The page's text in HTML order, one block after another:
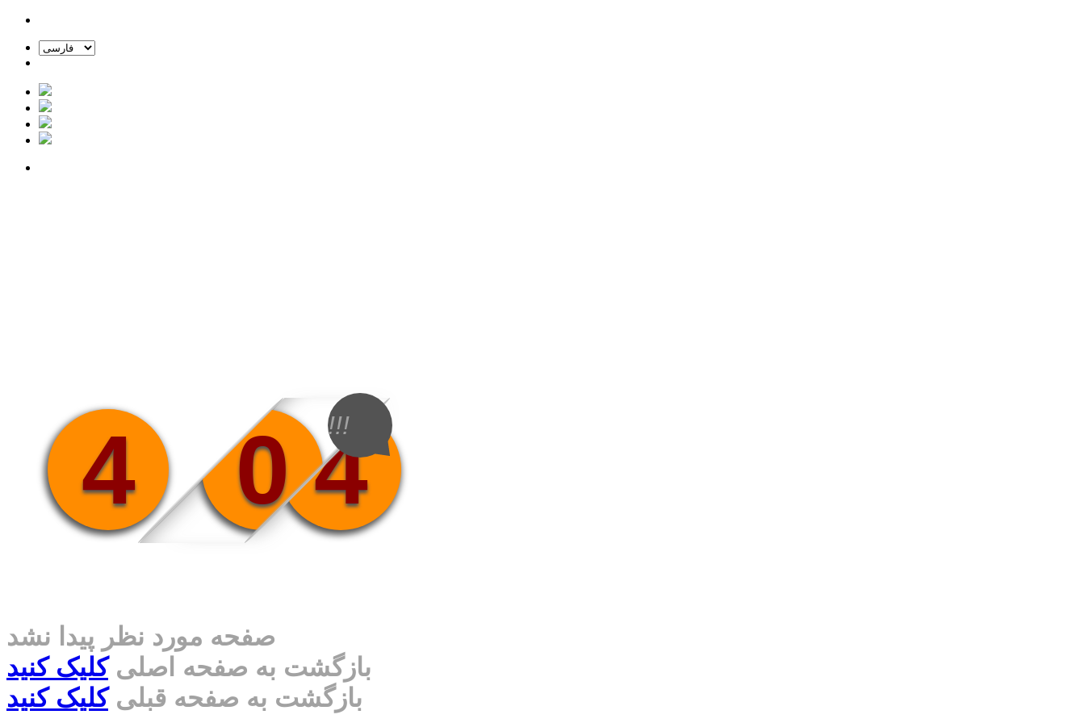
4 0 4
!!!
صفحه مورد نظر پیدا نشد
بازگشت به صفحه اصلیکلیک کنید
بازگشت به صفحه قبلیکلیک کنید